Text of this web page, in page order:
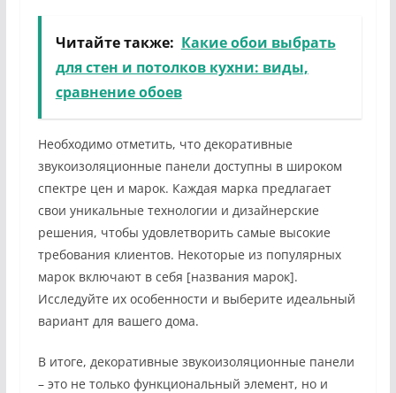
Читайте также: Какие обои выбрать
для стен и потолков кухни: виды,
сравнение обоев
Необходимо отметить, что декоративные
звукоизоляционные панели доступны в широком
спектре цен и марок. Каждая марка предлагает
свои уникальные технологии и дизайнерские
решения, чтобы удовлетворить самые высокие
требования клиентов. Некоторые из популярных
марок включают в себя [названия марок].
Исследуйте их особенности и выберите идеальный
вариант для вашего дома.
В итоге, декоративные звукоизоляционные панели
– это не только функциональный элемент, но и